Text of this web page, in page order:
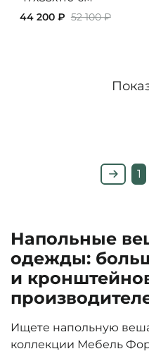
44 200 ₽ 52 100 ₽
1
Напольные
одежды:
и
Ищете напольную
коллекции Мебель